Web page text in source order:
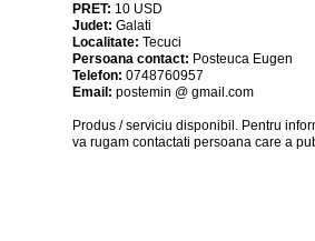
PRET: 10 USD
Judet: Galati
Localitate: Tecuci
Persoana contact: Posteuca Eugen
Telefon: 0748760957
Email: postemin @ gmail.com
Produs / serviciu disponibil . Pentru
va rugam contactati persoana care a